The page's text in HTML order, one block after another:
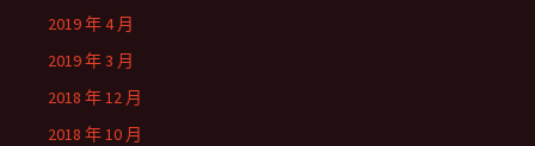
2019 年 4 月
2019 年 3 月
2018 年 12 月
2018 年 10 月